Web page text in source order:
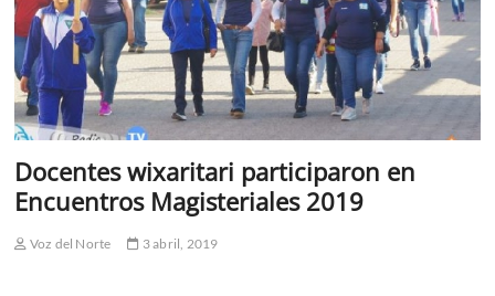
Docentes wixaritari participaron en
Encuentros Magisteriales 2019
Voz del Norte 3 abril, 2019